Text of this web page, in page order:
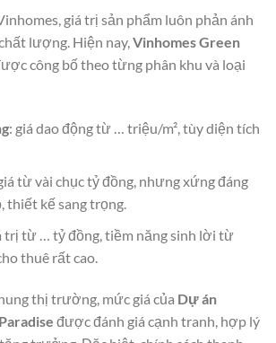
giá trị sản phẩm luôn phản ánh
lượng. Hiện nay,Vinhomes Green
công bố theo từng phân khu và loại
: giá dao động từ … triệu/m², tùy diện tích
từ vài chục tỷ đồng, nhưng xứng đáng
thiết kế sang trọng.
trị từ … tỷ đồng, tiềm năng sinh lời từ
thuê rất cao.
thị trường, mức giá của Dự án
được đánh giá cạnh tranh, hợp lý